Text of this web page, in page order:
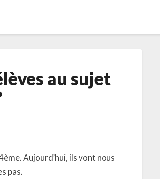
au sujet
Aujourd’hui, ils vont nous
pas.